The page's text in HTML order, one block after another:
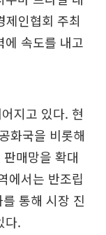
인협회 주최
에 속도를 내고
지고 있다. 현
화국을 비롯해
매망을 확대
에서는 반조립
통해 시장 진
다.